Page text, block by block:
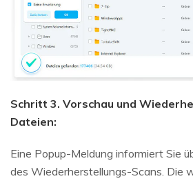
Schritt 3. Vorschau und
Dateien:
Eine Popup-Meldung informiert Sie
des Wiederherstellungs-Scans. Die